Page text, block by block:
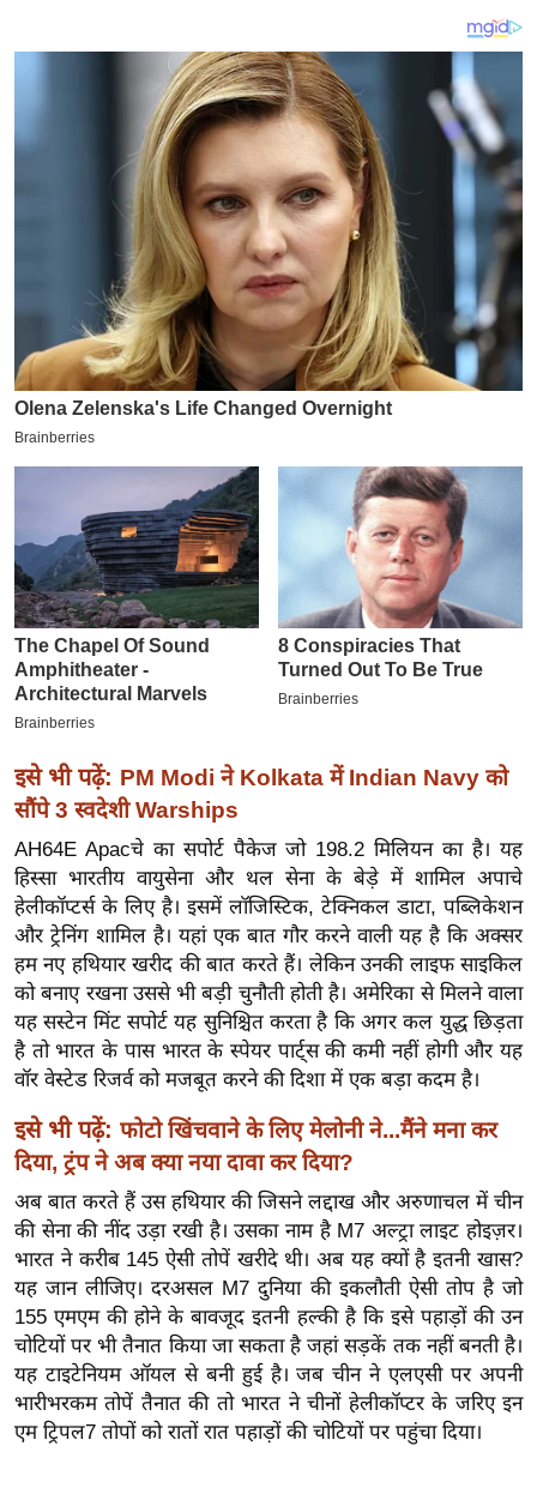
L
2
-
पे
प
र
ल
बे
मि
सा
ल
ख्सि
य
यं
ग
इं
डि
या
सा
हि
त्य
ज
ग
ऑ
टो
व
र्ल्ड
न्यू
ज
ब्री
इसे भी पढ़ें: PM Modi ने Kolkata में Indian Navy को
सौंपे 3 स्वदेशी Warships
AH64E Apacचे का सपोर्ट पैकेज जो 198.2 मिलियन का है। यह
हिस्सा भारतीय वायुसेना और थल सेना के बेड़े में शामिल अपाचे
हेलीकॉप्टर्स के लिए है। इसमें लॉजिस्टिक, टेक्निकल डाटा, पब्लिकेशन
और ट्रेनिंग शामिल है। यहां एक बात गौर करने वाली यह है कि अक्सर
हम नए हथियार खरीद की बात करते हैं। लेकिन उनकी लाइफ साइकिल
को बनाए रखना उससे भी बड़ी चुनौती होती है। अमेरिका से मिलने वाला
यह सस्टेन मिंट सपोर्ट यह सुनिश्चित करता है कि अगर कल युद्ध छिड़ता
है तो भारत के पास भारत के स्पेयर पार्ट्स की कमी नहीं होगी और यह
वॉर वेस्टेड रिजर्व को मजबूत करने की दिशा में एक बड़ा कदम है।
इसे भी पढ़ें: फोटो खिंचवाने के लिए मेलोनी ने...मैंने मना कर
दिया, ट्रंप ने अब क्या नया दावा कर दिया?
अब बात करते हैं उस हथियार की जिसने लद्दाख और अरुणाचल में चीन
की सेना की नींद उड़ा रखी है। उसका नाम है M7 अल्ट्रा लाइट होइज़र।
भारत ने करीब 145 ऐसी तोपें खरीदे थी। अब यह क्यों है इतनी खास?
यह जान लीजिए। दरअसल M7 दुनिया की इकलौती ऐसी तोप है जो
155 एमएम की होने के बावजूद इतनी हल्की है कि इसे पहाड़ों की उन
चोटियों पर भी तैनात किया जा सकता है जहां सड़कें तक नहीं बनती है।
यह टाइटेनियम ऑयल से बनी हुई है। जब चीन ने एलएसी पर अपनी
भारीभरकम तोपें तैनात की तो भारत ने चीनों हेलीकॉप्टर के जरिए इन
एम ट्रिपल7 तोपों को रातों रात पहाड़ों की चोटियों पर पहुंचा दिया।